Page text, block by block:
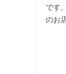
です
のお